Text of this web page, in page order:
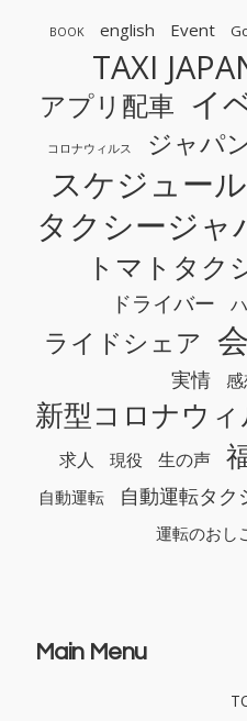
BOOK english Event
TAXI
アプリ配車 イ
コロナウィルス ジャパ
スケジュール
タクシージャ
トマトタク
ドライバー
ライドシェア
実情
新型コロナウィ
求人 現役 生の声
自動運転 自動運転タク
運転のおし
Main Menu